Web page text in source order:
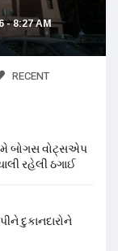
- 8:27 AM
RECENT
બોગસ વોટ્સએપ
રહેલી ઠગાઈ
દુકાનદારોને